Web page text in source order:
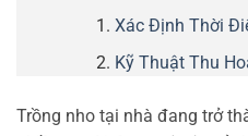
Xác Định Thời
Kỹ Thuật Thu
Trồng nho tại nhà đang trở